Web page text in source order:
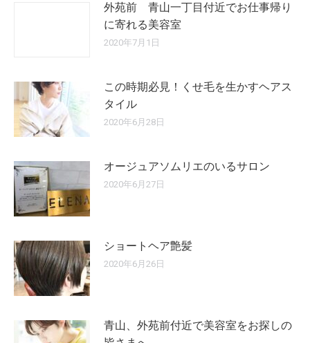
外苑前 青山一丁目付近でお仕事帰り
に寄れる美容室
2020年7月1日
この時期必見！くせ毛を生かすヘアス
タイル
2020年6月28日
オージュアソムリエのいるサロン
2020年6月27日
ショートヘア艶髪
2020年6月26日
青山、外苑前付近で美容室をお探しの